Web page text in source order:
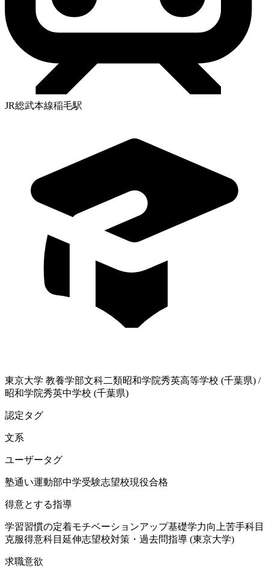
JR総武本線稲毛駅
東京大学 教養学部文科二類昭和学院秀英高等学校 (千葉県) /
昭和学院秀英中学校 (千葉県)
認定タグ
文系
ユーザータグ
塾通い運動部中学受験志望校現役合格
得意とする指導
学習習慣の定着モチベーションアップ基礎学力向上苦手科目
克服得意科目延伸志望校対策・過去問指導 (東京大学)
求職意欲